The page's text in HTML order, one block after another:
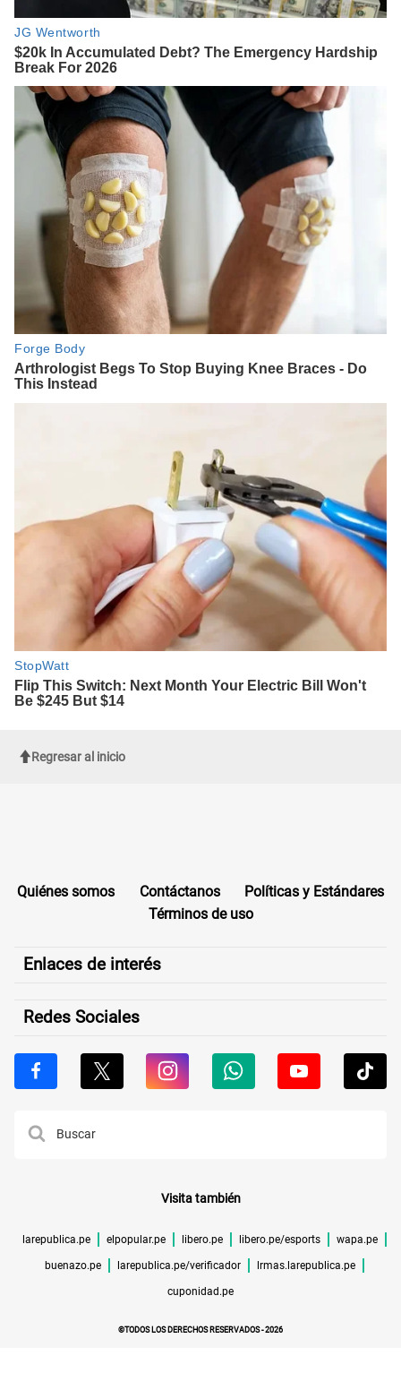
Regresar al inicio
Quiénes somos Contáctanos
Políticas y Estándares
Términos de uso
Enlaces de interés
Redes Sociales
Visita también
larepublica.pe elpopular.pe libero.pe libero.pe/esports wapa.pe
buenazo.pe larepublica.pe/verificador lrmas.larepublica.pe
cuponidad.pe
©TODOS LOS DERECHOS RESERVADOS -2026